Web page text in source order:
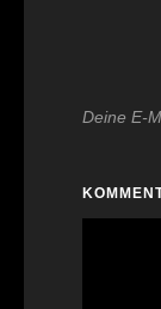
Deine E-